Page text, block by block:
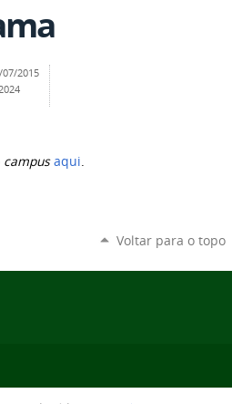
07/2015
campus aqui.
Voltar para o topo